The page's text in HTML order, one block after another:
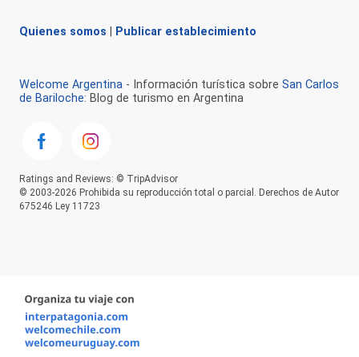
Quienes somos Publicar establecimiento
Welcome Argentina - Información turística sobre San Carlos
de Bariloche: Blog de turismo en Argentina
Ratings and Reviews: © TripAdvisor
© 2003-2026 Prohibida su reproducción total o parcial. Derechos de Autor
675246 Ley 11723